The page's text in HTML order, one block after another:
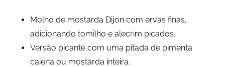
Molho de mostarda Dijon com ervas finas,
adicionando tomilho e alecrim picados.
Versão picante com uma pitada de pimenta
caiena ou mostarda inteira.